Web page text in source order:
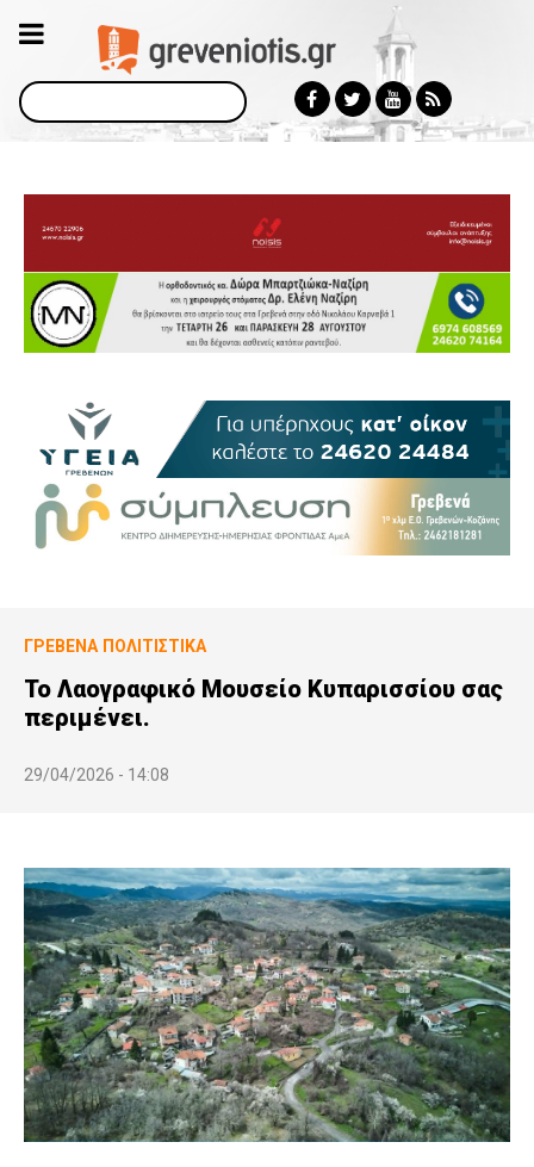
Αναζήτηση
ΓΡΕΒΕΝΆ ΠΟΛΙΤΙΣΤΙΚΆ
Το Λαογραφικό Μουσείο Κυπαρισσίου σας
περιμένει.
29/04/2026 - 14:08